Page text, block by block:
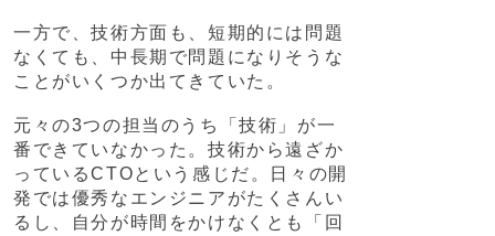
一方で、技術方面も、短期的には問題
なくても、中長期で問題になりそうな
ことがいくつか出てきていた。
元々の3つの担当のうち「技術」が一
番できていなかった。技術から遠ざか
っているCTOという感じだ。日々の開
発では優秀なエンジニアがたくさんい
るし、自分が時間をかけなくとも「回